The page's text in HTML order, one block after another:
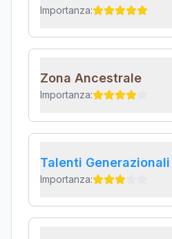
Importanza:
Zona Ancestrale
Importanza:
Talenti Generazionali
Importanza: